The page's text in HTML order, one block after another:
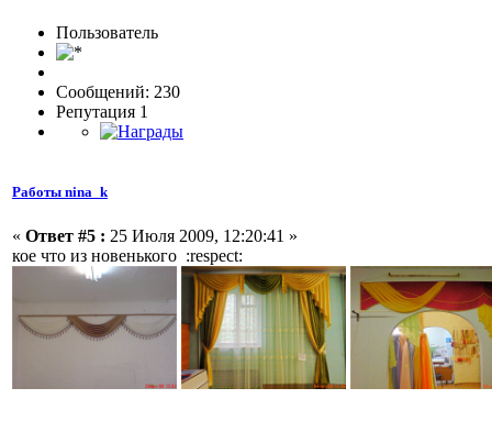
Пользовaтeль
Сообщений: 230
Репутация 1
Работы nina_k
« Ответ #5 : 25 Июля 2009, 12:20:41 »
кое что из новенького :respect: